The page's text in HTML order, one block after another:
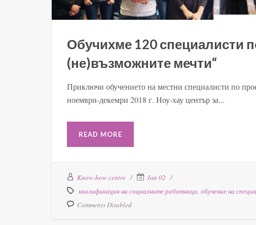
Обучихме 120 специалисти
(не)възможните мечти“
Приключи обучението на местни специалисти по
ноември-декемри 2018 г. Ноу-хау център за...
READ MORE
Know-how centre
Jan 02
квалификация на социалните работници, обучение на
Comments Disabled